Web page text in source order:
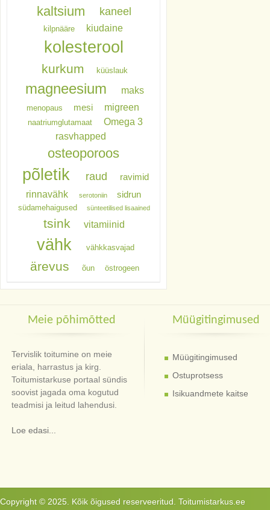
kaltsium kaneel
kilpnääre kiudaine
kolesterool
kurkum küüslauk
magneesium maks
menopaus mesi migreen
naatriumglutamaat
Omega 3
rasvhapped
osteoporoos
põletik raud ravimid
rinnavähk serotoniin sidrun
südamehaigused sünteetilised lisaained
tsink vitamiinid
vähk vähkkasvajad
ärevus õun östrogeen
Meie põhimõtted
Tervislik toitumine on meie
eriala, harrastus ja kirg.
Toitumistarkuse portaal sündis
soovist jagada oma kogutud
teadmisi ja leitud lahendusi.
Loe edasi...
Müügitingimused
Müügitingimused
Ostuprotsess
Isikuandmete kaitse
Copyright © 2025. Kõik õigused reserveeritud. Toitumistarkus.ee